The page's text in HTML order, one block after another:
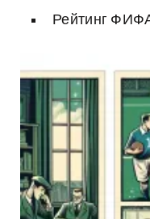
Рейтинг